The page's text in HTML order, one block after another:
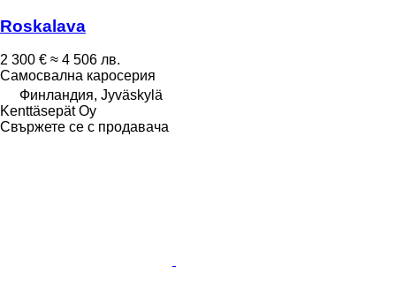
Roskalava
2 300 € ≈ 4 506 лв.
Самосвална каросерия
Финландия, Jyväskylä
Kenttäsepät Oy
Свържете се с продавача